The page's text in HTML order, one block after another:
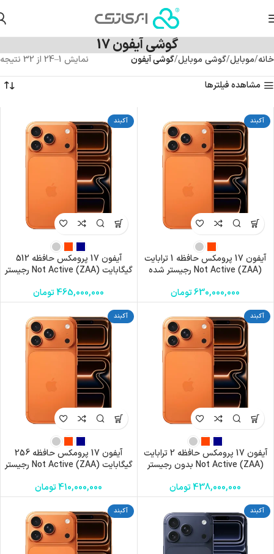
گوشی آیفون 17
خانه موبایل گوشی موبایل گوشی آیفون
نمایش 1–24 از 32 نتیجه
مشاهده فیلترها
آکبند
آیفون 17 پرومکس حافظه 1 ترابایت
(ZAA) Not Active رجیستر شده
630,000,000تومان
آکبند
آیفون 17 پرومکس حافظه 512
گیگابایت (ZAA) Not Active رجیستر
465,000,000تومان
آکبند
آیفون 17 پرومکس حافظه 2 ترابایت
(ZAA) Not Active بدون رجیستر
438,000,000تومان
آکبند
آیفون 17 پرومکس حافظه 256
گیگابایت (ZAA) Not Active رجیستر
410,000,000تومان
آکبند آکبند